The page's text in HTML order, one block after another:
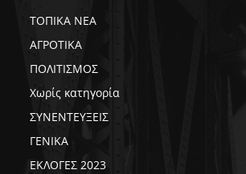
ΤΟΠΙΚΑ ΝΕΑ
ΑΓΡΟΤΙΚΑ
ΠΟΛΙΤΙΣΜΟΣ
Χωρίς κατηγορία
ΣΥΝΕΝΤΕΥΞΕΙΣ
ΓΕΝΙΚΑ
ΕΚΛΟΓΕΣ 2023